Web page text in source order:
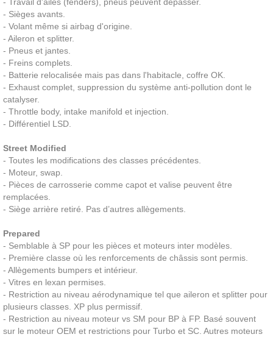
- Travail d'ailes (fenders), pneus peuvent dépasser.
- Sièges avants.
- Volant même si airbag d'origine.
- Aileron et splitter.
- Pneus et jantes.
- Freins complets.
- Batterie relocalisée mais pas dans l'habitacle, coffre OK.
- Exhaust complet, suppression du système anti-pollution dont le
catalyser.
- Throttle body, intake manifold et injection.
- Différentiel LSD.
Street Modified
- Toutes les modifications des classes précédentes.
- Moteur, swap.
- Pièces de carrosserie comme capot et valise peuvent être
remplacées.
- Siège arrière retiré. Pas d’autres allègements.
Prepared
- Semblable à SP pour les pièces et moteurs inter modèles.
- Première classe où les renforcements de châssis sont permis.
- Allègements bumpers et intérieur.
- Vitres en lexan permises.
- Restriction au niveau aérodynamique tel que aileron et splitter pour
plusieurs classes. XP plus permissif.
- Restriction au niveau moteur vs SM pour BP à FP. Basé souvent
sur le moteur OEM et restrictions pour Turbo et SC. Autres moteurs